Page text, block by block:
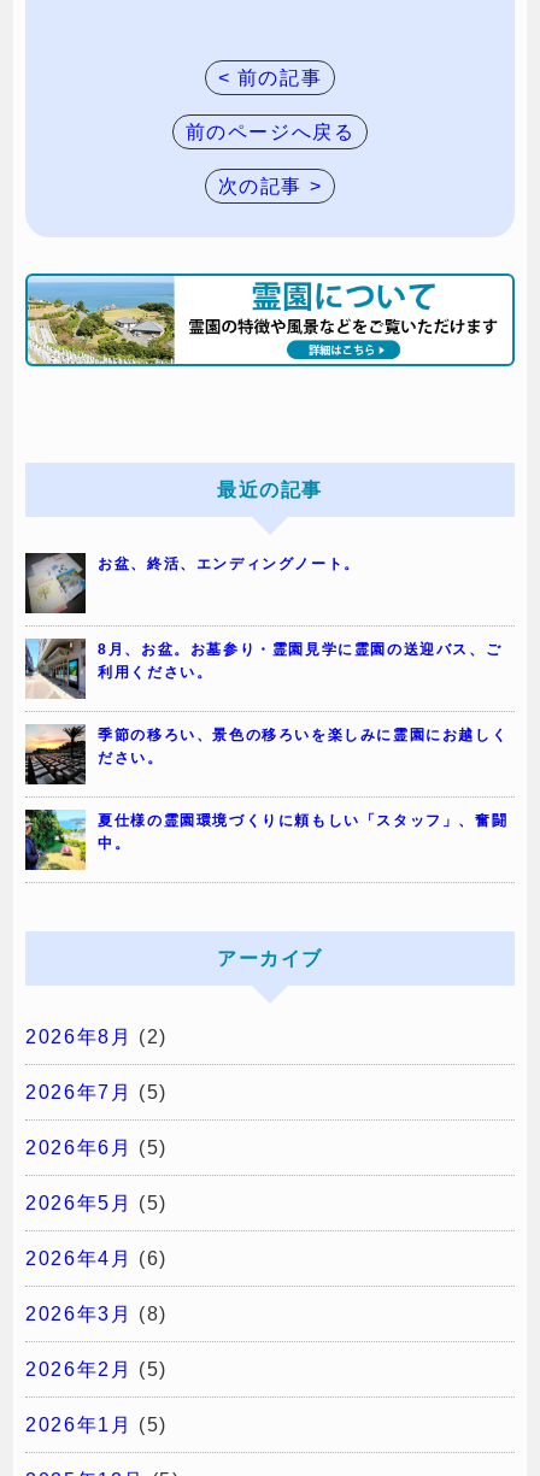
< 前の記事
前のページへ戻る
次の記事 >
最近の記事
お盆、終活、エンディングノート。
8月、お盆。お墓参り・霊園見学に霊園の送迎バス、ご
利用ください。
季節の移ろい、景色の移ろいを楽しみに霊園にお越しく
ださい。
夏仕様の霊園環境づくりに頼もしい「スタッフ」、奮闘
中。
アーカイブ
2026年8月 (2)
2026年7月 (5)
2026年6月 (5)
2026年5月 (5)
2026年4月 (6)
2026年3月 (8)
2026年2月 (5)
2026年1月 (5)